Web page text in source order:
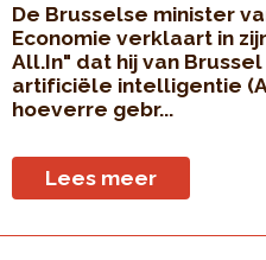
De Brusselse minister
Economie verklaart in
All.In" dat hij van
artificiële intelligentie
hoeverre gebr...
Lees meer